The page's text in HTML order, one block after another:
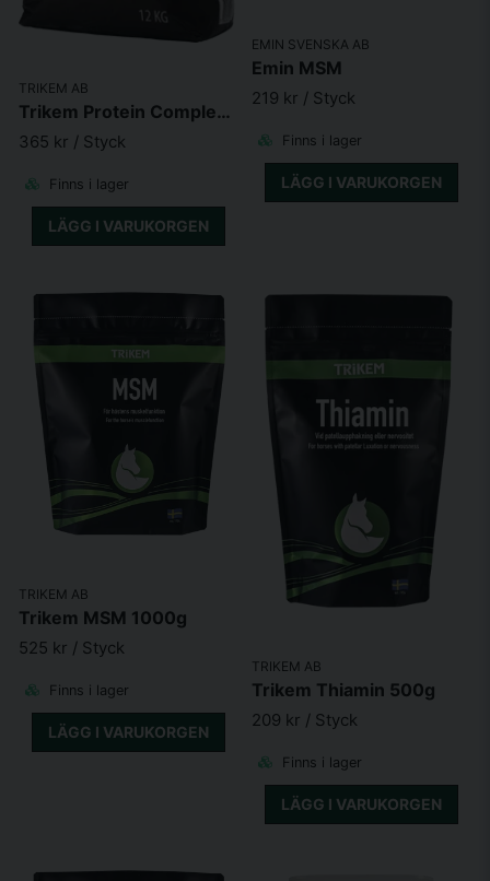
TRIKEM AB
Trikem Protein Complex 12kg
365 kr / Styck
Finns i lager
LÄGG I VARUKORGEN
EMIN SVENSKA AB
Emin MSM
219 kr / Styck
Finns i lager
LÄGG I VARUKORGEN
TRIKEM AB
Trikem MSM 1000g
525 kr / Styck
Finns i lager
LÄGG I VARUKORGEN
TRIKEM AB
Trikem Thiamin 500g
209 kr / Styck
Finns i lager
LÄGG I VARUKORGEN